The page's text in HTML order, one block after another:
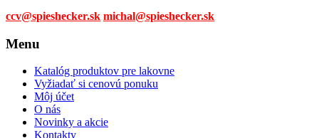
ccv@spieshecker.sk michal@spieshecker.sk
Menu
Katalóg produktov pre lakovne
Vyžiadať si cenovú ponuku
Môj účet
O nás
Novinky a akcie
Kontakty